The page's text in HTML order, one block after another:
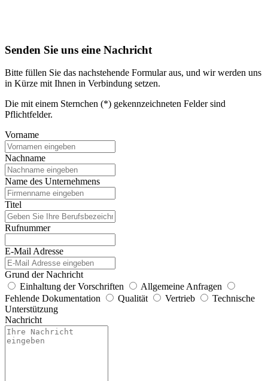
Senden Sie uns eine Nachricht
Bitte füllen Sie das nachstehende Formular aus, und wir werden uns
in Kürze mit Ihnen in Verbindung setzen.
Die mit einem Sternchen (*) gekennzeichneten Felder sind
Pflichtfelder.
Vorname
Nachname
Name des Unternehmens
Titel
Rufnummer
E-Mail Adresse
Grund der Nachricht
Einhaltung der Vorschriften
Allgemeine Anfragen
Fehlende Dokumentation
Qualität Vertrieb
Technische
Unterstützung
Nachricht